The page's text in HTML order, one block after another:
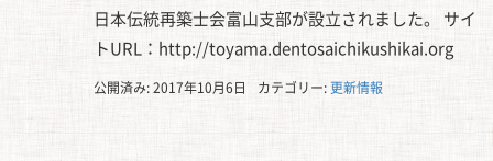
日本伝統再築士会富山支部が設立されました。 サイ
トURL：http://toyama.dentosaichikushikai.org
公開済み: 2017年10月6日 カテゴリー:更新情報